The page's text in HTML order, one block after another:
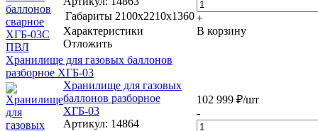
Габариты 2100x2210x1360
Характеристики
Отложить
+
В корзину
Хранилище для газовых баллонов
разборное ХГБ-03
Хранилище для газовых
баллонов разборное
ХГБ-03
Артикул: 14864
102 999 ₽/шт
-